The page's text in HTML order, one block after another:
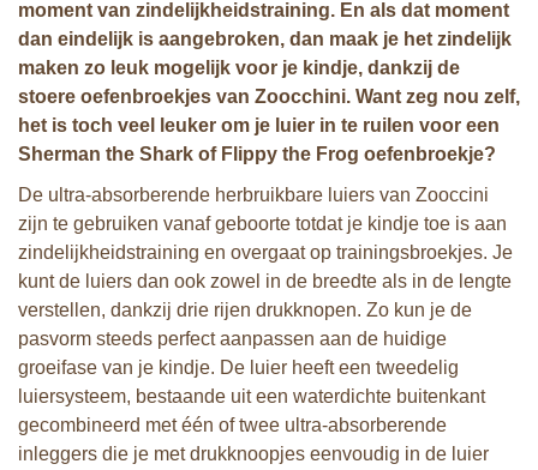
moment van zindelijkheidstraining. En als dat moment
dan eindelijk is aangebroken, dan maak je het zindelijk
maken zo leuk mogelijk voor je kindje, dankzij de
stoere oefenbroekjes van Zoocchini. Want zeg nou zelf,
het is toch veel leuker om je luier in te ruilen voor een
Sherman the Shark of Flippy the Frog oefenbroekje?
De ultra-absorberende herbruikbare luiers van Zooccini
zijn te gebruiken vanaf geboorte totdat je kindje toe is aan
zindelijkheidstraining en overgaat op trainingsbroekjes. Je
kunt de luiers dan ook zowel in de breedte als in de lengte
verstellen, dankzij drie rijen drukknopen. Zo kun je de
pasvorm steeds perfect aanpassen aan de huidige
groeifase van je kindje. De luier heeft een tweedelig
luiersysteem, bestaande uit een waterdichte buitenkant
gecombineerd met één of twee ultra-absorberende
inleggers die je met drukknoopjes eenvoudig in de luier